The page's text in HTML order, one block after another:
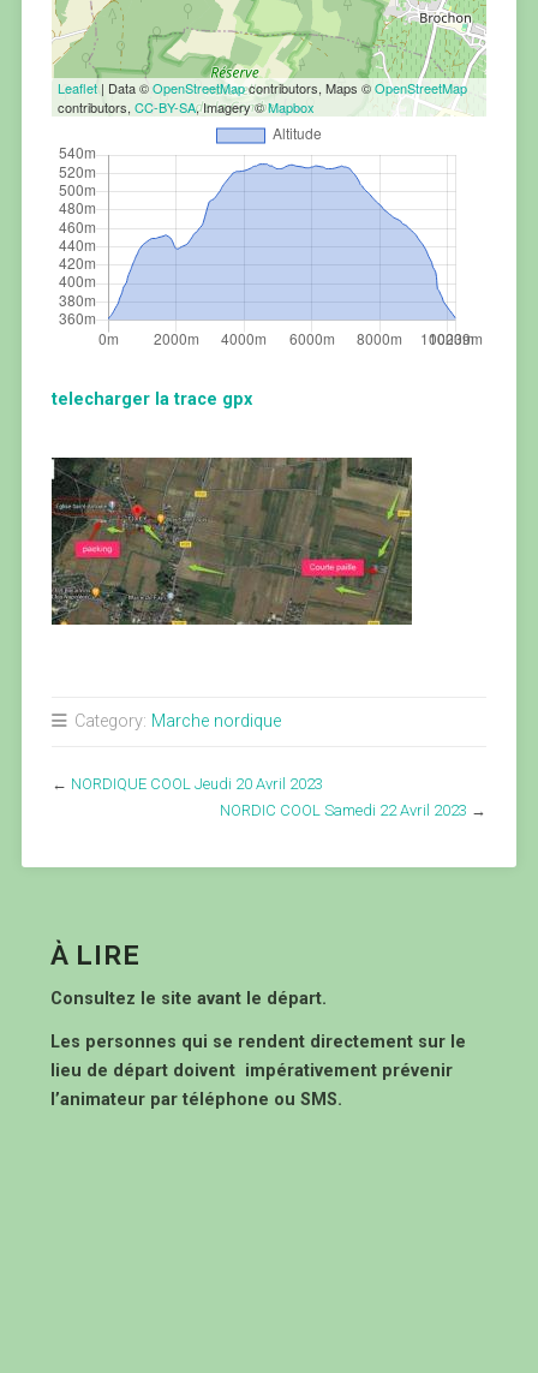
Leaflet| Data ©OpenStreetMapcontributors, Maps ©OpenStreetMap
contributors, CC-BY-SA, Imagery ©Mapbox
telecharger la trace gpx
Category: Marche nordique
← NORDIQUE COOL Jeudi 20 Avril 2023
NORDIC COOL Samedi 22 Avril 2023 →
À LIRE
Consultez le site avant le départ.
Les personnes qui se rendent directement sur le
lieu de départ doivent impérativement prévenir
l’animateur par téléphone ou SMS.